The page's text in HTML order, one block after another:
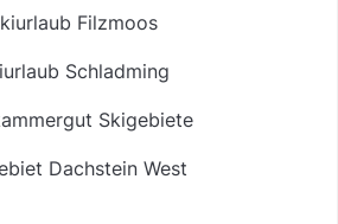
Filzmoos
Schladming
Skigebiete
Dachstein West